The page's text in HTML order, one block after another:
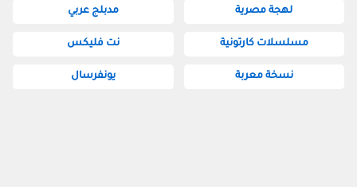
لهجة مصرية مدبلج عربي
مسلسلات كارتونية نت فليكس
نسخة معربة يونفرسال